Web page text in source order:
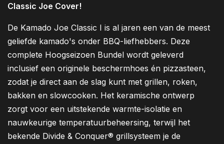
Classic Joe Cover!
De Kamado Joe Classic I is al jaren een van de meest
geliefde kamado's onder BBQ-liefhebbers. Deze
complete Hoogseizoen Bundel wordt geleverd
inclusief een originele beschermhoes én pizzasteen,
zodat je direct aan de slag kunt met grillen, roken,
bakken en slowcooken. Het keramische ontwerp
zorgt voor een uitstekende warmte-isolatie en
nauwkeurige temperatuurbeheersing, terwijl het
bekende Divide & Conquer® grillsysteem je de